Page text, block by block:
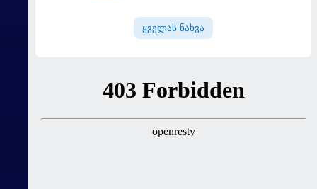
ყველას ნახვა